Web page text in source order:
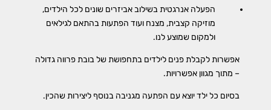
הפעלה אנרגטית בשילוב אביזרים שונים לכל הילדים,
מוזיקה קצבית, מצנח ועוד הפתעות בהתאם לגילאים
ולמקום שמוצע לנו.
אפשרות לקבלת פנים לילדים בתחפושת של בובת פרווה גדולה
– מתוך מגוון אפשרויות.
בסיום כל ילד יוצא עם הפתעה מגניבה בנוסף ליצירות שהכין.